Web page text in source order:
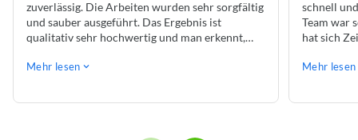
zuverlässig. Die Arbeiten wurden sehr sorgfältig
und sauber ausgeführt. Das Ergebnis ist
qualitativ sehr hochwertig und man erkennt,
gearbeitet wird. Termine wurden eingehalten
Mehr lesen
schnell
Team war
hat sich
angenehme
Mehr lesen